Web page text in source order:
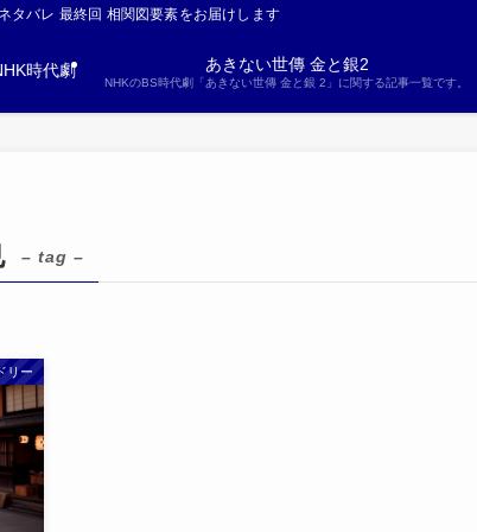
タバレ 最終回 相関図要素をお届けします
時代劇 あきない世傳 金と銀2
NHKのBS時代劇「あきない世傳 金と銀 2」に関する記事一覧です。
– tag –
リー